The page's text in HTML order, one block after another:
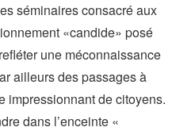
séminaires consacré aux
«candide» posé
une méconnaissance
ailleurs des passages à
impressionnant de citoyens.
dans l’enceinte «